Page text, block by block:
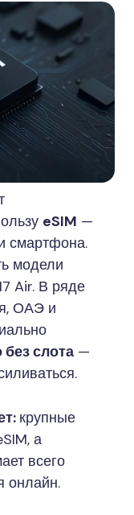
eSIM —
смартфона.
модели
Air. В ряде
ОАЭ и
слота —
крупные
а
всего
онлайн.